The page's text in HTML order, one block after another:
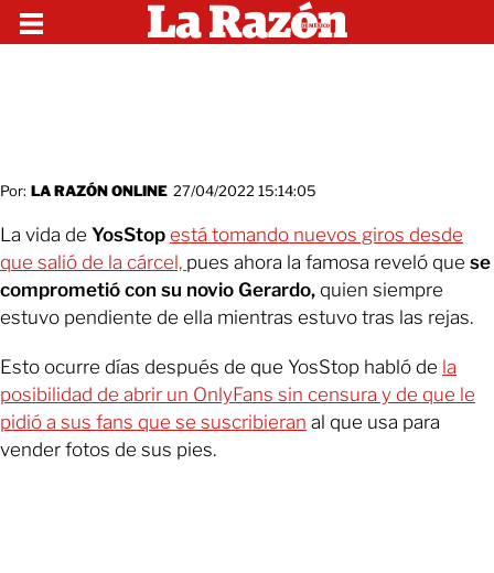
Por: LA RAZÓN ONLINE 27/04/2022 15:14:05
La vida de YosStop está tomando nuevos giros desde
que salió de la cárcel, pues ahora la famosa reveló que se
comprometió con su novio Gerardo, quien siempre
estuvo pendiente de ella mientras estuvo tras las rejas.
Esto ocurre días después de que YosStop habló de la
posibilidad de abrir un OnlyFans sin censura y de que le
pidió a sus fans que se suscribieran al que usa para
vender fotos de sus pies.